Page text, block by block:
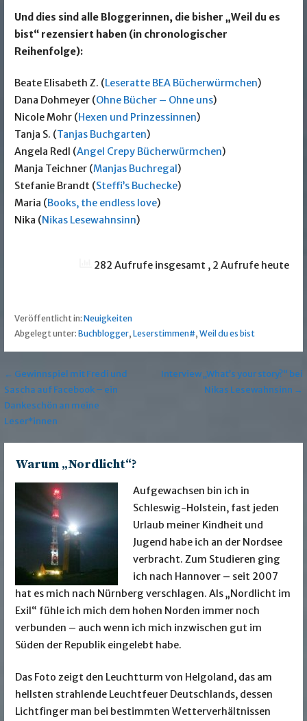
Und dies sind alle Bloggerinnen, die bisher „Weil du es
bist“ rezensiert haben (in chronologischer
Reihenfolge):
Beate Elisabeth Z. (Leseratte BEA Bücherwürmchen)
Dana Dohmeyer (Ohne Bücher – Ohne uns)
Nicole Mohr (Hexen und Prinzessinnen)
Tanja S. (Tanjas Buchgarten)
Angela Redl (Angel Crepy Bücherwürmchen)
Manja Teichner (Manjas Buchregal)
Stefanie Brandt (Steffi’s Buchecke)
Maria (Books, the endless love)
Nika (Nikas Lesewahnsinn)
282 Aufrufe insgesamt , 2 Aufrufe heute
Veröffentlicht in: Neuigkeiten
Abgelegt unter: Buchblogger, Leserstimmen#, Weil du es bist
Beitragsnavigation
← Gewinnspiel mit Fredi und
Sascha auf Facebook – ein
Dankeschön an meine
Leser*innen
Interview „What’s your story?“ bei
Nikas Lesewahnsinn →
Warum „Nordlicht“?
Aufgewachsen bin ich in
Schleswig-Holstein, fast jeden
Urlaub meiner Kindheit und
Jugend habe ich an der Nordsee
verbracht. Zum Studieren ging
ich nach Hannover – seit 2007
hat es mich nach Nürnberg verschlagen. Als „Nordlicht im
Exil“ fühle ich mich dem hohen Norden immer noch
verbunden – auch wenn ich mich inzwischen gut im
Süden der Republik eingelebt habe.
Das Foto zeigt den Leuchtturm von Helgoland, das am
hellsten strahlende Leuchtfeuer Deutschlands, dessen
Lichtfinger man bei bestimmten Wetterverhältnissen